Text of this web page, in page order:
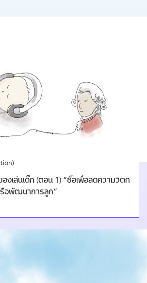
องเล่นเด็ก (ตอน 1) “ซื้อเพื่อลดความวิตก
อพัฒนาการลูก”